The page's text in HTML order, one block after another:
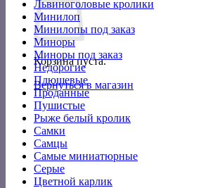
Корзина пуста.
Вернуться в магазин
Львиноголовые кролики
Минилоп
Минилопы под заказ
Миноры
Миноры под заказ
Недорогие
Плюшевые
Проданные
Пушистые
Рыже белый кролик
Самки
Самцы
Самые миниатюрные
Серые
Цветной карлик